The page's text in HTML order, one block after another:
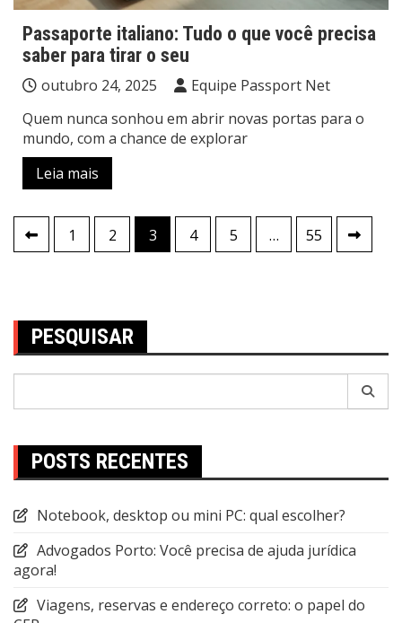
Passaporte italiano: Tudo o que você precisa
saber para tirar o seu
outubro 24, 2025
Equipe Passport Net
Quem nunca sonhou em abrir novas portas para o
mundo, com a chance de explorar
Leia mais
Navegação
por
1 2 3 4 5 … 55
PESQUISAR
POSTS RECENTES
Notebook, desktop ou mini PC: qual escolher?
Advogados Porto: Você precisa de ajuda jurídica
agora!
Viagens, reservas e endereço correto: o papel do